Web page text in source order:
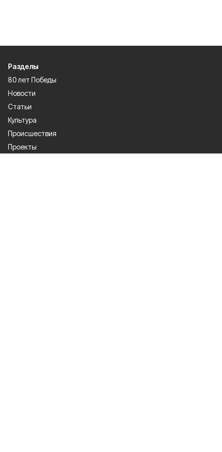
Разделы
80 лет Победы
Новости
Статьи
Культура
Происшествия
Проекты